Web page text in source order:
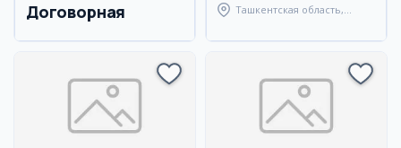
Договорная
Ташкентская область,